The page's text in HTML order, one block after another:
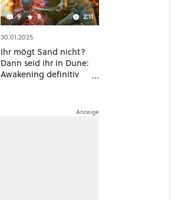
9 8 2:11
30.01.2025
Ihr mögt Sand nicht?
Dann seid ihr in Dune:
Awakening definitiv